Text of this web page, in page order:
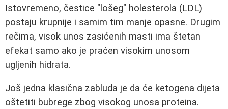
Istovremeno, čestice "lošeg" holesterola (LDL)
postaju krupnije i samim tim manje opasne. Drugim
rečima, visok unos zasićenih masti ima štetan
efekat samo ako je praćen visokim unosom
ugljenih hidrata.
Još jedna klasična zabluda je da će ketogena dijeta
oštetiti bubrege zbog visokog unosa proteina.